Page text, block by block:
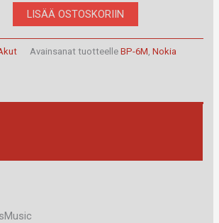
LISÄÄ OSTOSKORIIN
Avainsanat tuotteelleBP-6M,Nokia